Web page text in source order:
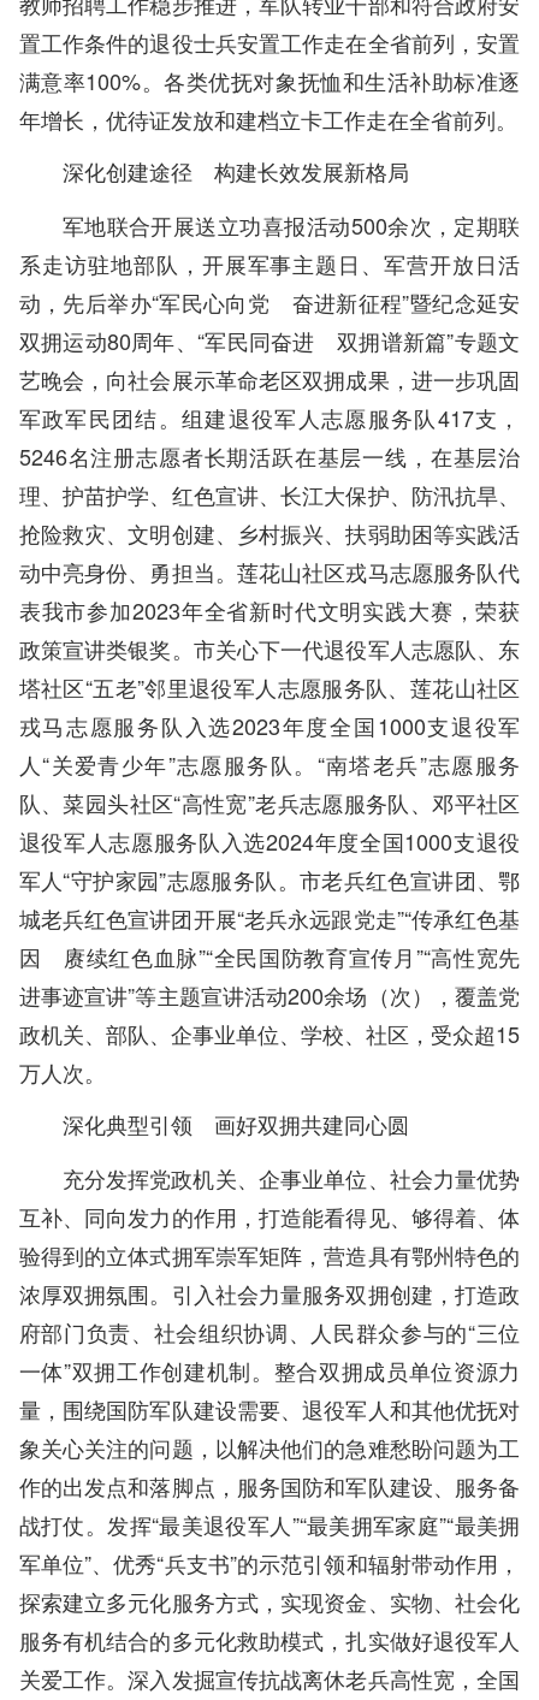
置工作条件的退役士兵安置工作走在全省前列，安置
满意率100%。各类优抚对象抚恤和生活补助标准逐
年增长，优待证发放和建档立卡工作走在全省前列。
深化创建途径 构建长效发展新格局
军地联合开展送立功喜报活动500余次，定期联
系走访驻地部队，开展军事主题日、军营开放日活
动，先后举办“军民心向党 奋进新征程”暨纪念延安
双拥运动80周年、“军民同奋进 双拥谱新篇”专题文
艺晚会，向社会展示革命老区双拥成果，进一步巩固
军政军民团结。组建退役军人志愿服务队417支，
5246名注册志愿者长期活跃在基层一线，在基层治
理、护苗护学、红色宣讲、长江大保护、防汛抗旱、
抢险救灾、文明创建、乡村振兴、扶弱助困等实践活
动中亮身份、勇担当。莲花山社区戎马志愿服务队代
表我市参加2023年全省新时代文明实践大赛，荣获
政策宣讲类银奖。市关心下一代退役军人志愿队、东
塔社区“五老”邻里退役军人志愿服务队、莲花山社区
戎马志愿服务队入选2023年度全国1000支退役军
人“关爱青少年”志愿服务队。“南塔老兵”志愿服务
队、菜园头社区“高性宽”老兵志愿服务队、邓平社区
退役军人志愿服务队入选2024年度全国1000支退役
军人“守护家园”志愿服务队。市老兵红色宣讲团、鄂
城老兵红色宣讲团开展“老兵永远跟党走”“传承红色基
因 赓续红色血脉”“全民国防教育宣传月”“高性宽先
进事迹宣讲”等主题宣讲活动200余场（次），覆盖党
政机关、部队、企事业单位、学校、社区，受众超15
万人次。
深化典型引领 画好双拥共建同心圆
充分发挥党政机关、企事业单位、社会力量优势
互补、同向发力的作用，打造能看得见、够得着、体
验得到的立体式拥军崇军矩阵，营造具有鄂州特色的
浓厚双拥氛围。引入社会力量服务双拥创建，打造政
府部门负责、社会组织协调、人民群众参与的“三位
一体”双拥工作创建机制。整合双拥成员单位资源力
量，围绕国防军队建设需要、退役军人和其他优抚对
象关心关注的问题，以解决他们的急难愁盼问题为工
作的出发点和落脚点，服务国防和军队建设、服务备
战打仗。发挥“最美退役军人”“最美拥军家庭”“最美拥
军单位”、优秀“兵支书”的示范引领和辐射带动作用，
探索建立多元化服务方式，实现资金、实物、社会化
服务有机结合的多元化救助模式，扎实做好退役军人
关爱工作。深入发掘宣传抗战离休老兵高性宽，全国